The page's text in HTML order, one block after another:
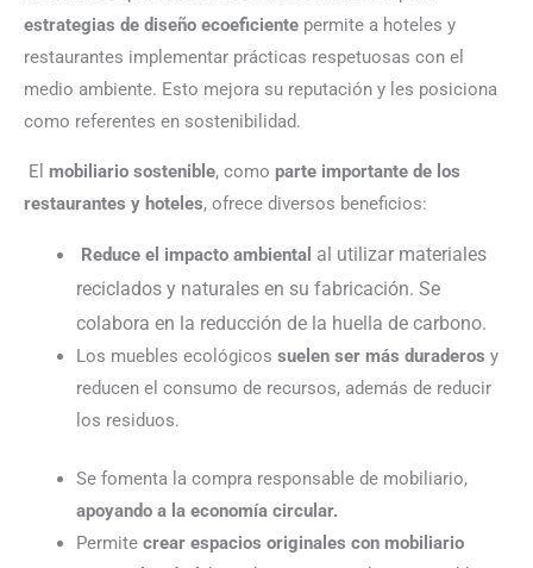
estrategias de diseño ecoeficiente permite a hoteles y
restaurantes implementar prácticas respetuosas con el
medio ambiente. Esto mejora su reputación y les posiciona
como referentes en sostenibilidad.
El mobiliario sostenible, como parte importante de los
restaurantes y hoteles, ofrece diversos beneficios:
Reduce el impacto ambiental al utilizar materiales
reciclados y naturales en su fabricación. Se
colabora en la reducción de la huella de carbono.
Los muebles ecológicos suelen ser más duraderos y
reducen el consumo de recursos, además de reducir
los residuos.
Se fomenta la compra responsable de mobiliario,
apoyando a la economía circular.
Permite crear espacios originales con mobiliario